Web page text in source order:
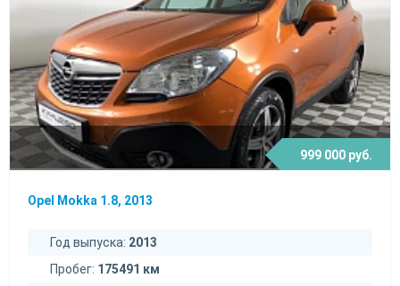
999 000 руб.
Opel Mokka 1.8, 2013
Год выпуска: 2013
Пробег: 175491 км